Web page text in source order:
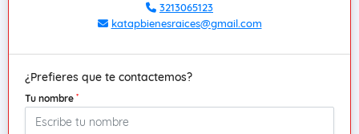
3213065123
katapbienesraices@gmail.com
¿Prefieres que te contactemos?
Tu nombre *